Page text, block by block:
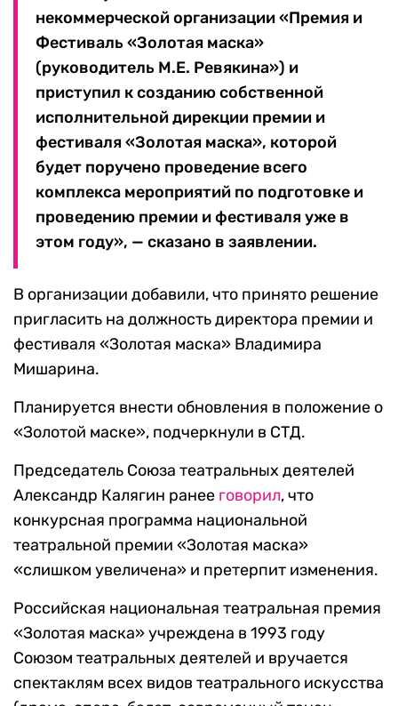
некоммерческой организации «Премия и
Фестиваль «Золотая маска»
(руководитель М.Е. Ревякина») и
приступил к созданию собственной
исполнительной дирекции премии и
фестиваля «Золотая маска», которой
будет поручено проведение всего
комплекса мероприятий по подготовке и
проведению премии и фестиваля уже в
этом году», — сказано в заявлении.
В организации добавили, что принято решение
пригласить на должность директора премии и
фестиваля «Золотая маска» Владимира
Мишарина.
Планируется внести обновления в положение о
«Золотой маске», подчеркнули в СТД.
Председатель Союза театральных деятелей
Александр Калягин ранее говорил, что
конкурсная программа национальной
театральной премии «Золотая маска»
«слишком увеличена» и претерпит изменения.
Российская национальная театральная премия
«Золотая маска» учреждена в 1993 году
Союзом театральных деятелей и вручается
спектаклям всех видов театрального искусства